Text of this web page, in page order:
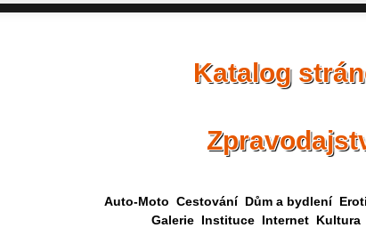
Katalog
Auto-Moto Cestování Dům a bydlení
Galerie Instituce Internet Kultura